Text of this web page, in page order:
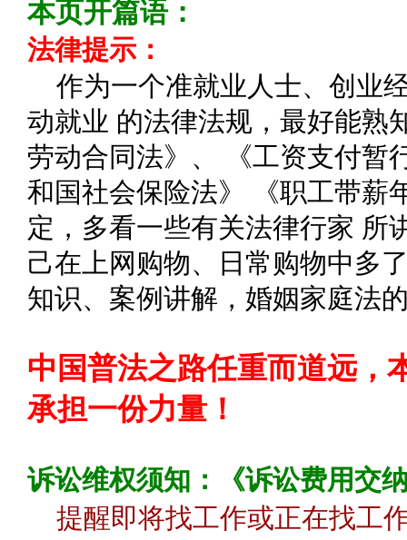
本页开篇语：
法律提示：
作为一个准就业人士、创业
动就业 的法律法规，最好能熟
劳动合同法》、 《工资支付暂
和国社会保险法》 《职工带薪
定，多看一些有关法律行家 所
己在上网购物、日常购物中多
知识、案例讲解，婚姻家庭法
中国普法之路任重而道远，
承担一份力量！
诉讼维权须知：《诉讼费用交
提醒即将找工作或正在找工